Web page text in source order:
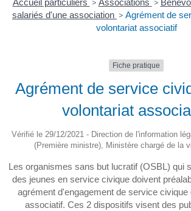
Accueil particuliers > Associations >
salariés d'une association > Agrément de
volontariat associatif
Fiche pratique
Agrément de service
volontariat
Vérifié le 29/12/2021 - Direction de l'information
(Première ministre), Ministère chargé de la
Les organismes sans but lucratif (OSBL) qui
des jeunes en service civique doivent
agrément d'engagement de service civique
associatif. Ces 2 dispositifs visent des